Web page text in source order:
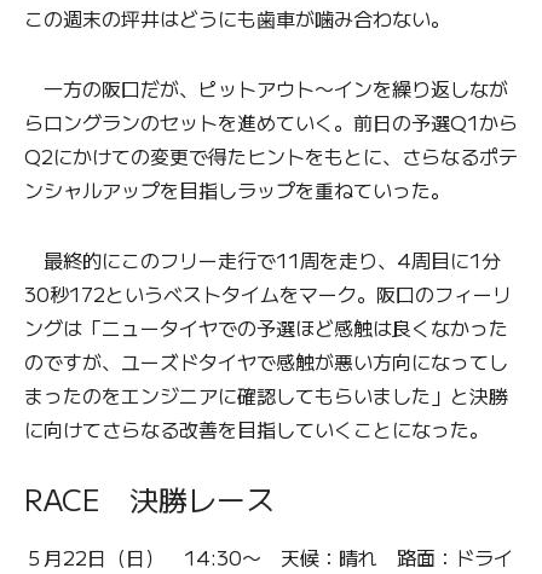
この週末の坪井はどうにも歯車が噛み合わない。
一方の阪口だが、ピットアウト〜インを繰り返しなが
らロングランのセットを進めていく。前日の予選Q1から
Q2にかけての変更で得たヒントをもとに、さらなるポテ
ンシャルアップを目指しラップを重ねていった。
最終的にこのフリー走行で11周を走り、4周目に1分
30秒172というベストタイムをマーク。阪口のフィーリ
ングは「ニュータイヤでの予選ほど感触は良くなかった
のですが、ユーズドタイヤで感触が悪い方向になってし
まったのをエンジニアに確認してもらいました」と決勝
に向けてさらなる改善を目指していくことになった。
RACE 決勝レース
５月22日（日） 14:30〜 天候：晴れ 路面：ドライ